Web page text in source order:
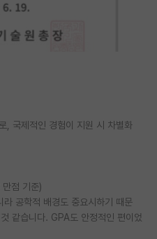
, 국제적인 경험이 지원 시 차별화
점 기준)
공학적 배경도 중요시하기 때문
같습니다. GPA도 안정적인 편이었